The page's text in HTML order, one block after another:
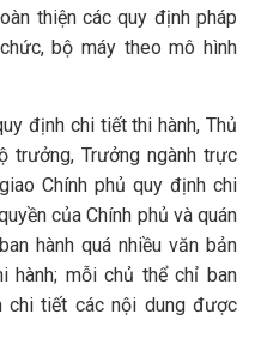
thiện các quy định pháp
bộ máy theo mô hình
định chi tiết thi hành, Thủ
trưởng, Trưởng ngành trực
Chính phủ quy định chi
của Chính phủ và quán
hành quá nhiều văn bản
hành; mỗi chủ thể chỉ ban
chi tiết các nội dung được